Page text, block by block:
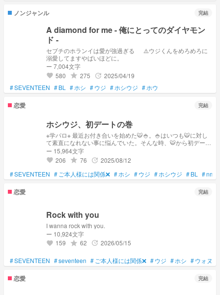
ノンジャンル 完結
A diamond for me - 俺にとってのダイヤモン
ド -
セブチのホランイは愛が強過ぎる ⚠️ウジくんをめろめろに
溺愛してますやばいほどに。
ー 7,004文字
favorite 580 grade 275 update 2025/04/19
#SEVENTEEN #BL #ホシ #ウジ #ホシウジ #ホウ
恋愛 完結
ホシウジ、初デートの巻
※学パロ※ 最近お付き合いを始めた🐯🍚。🍚はいつも🐯に対し
て素直になれない事に悩んでいた。そんな時、🐯から初デート
に誘われて…? 付き合いたて🐯🍚が初デートに向けて準備から
本番の流れとなるお話です。初投稿ですので温かい目で見てく
ださったら幸いです🙇‍♀️。 ※本内容はご本人様とは無関係です。
他のSNSへの拡散、無断転載厳禁です※
ー 15,964文字
favorite 206 grade 76 update 2025/08/12
#SEVENTEEN # ご本人様には関係❌ #ホシ #ウジ #ホシウジ #BL #
恋愛 完結
Rock with you
I wanna rock with you.
ー 10,924文字
favorite 159 grade 62 update 2026/05/15
#SEVENTEEN #seventeen #ご本人様には関係❌ #ウジ #ホシ #ウォヌ
恋愛 完結